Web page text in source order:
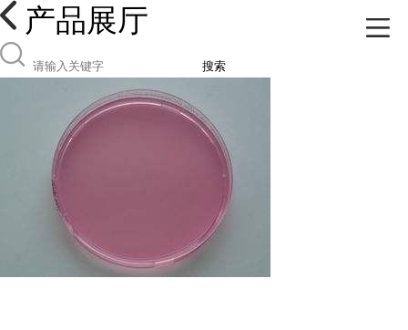
产品展厅
搜索